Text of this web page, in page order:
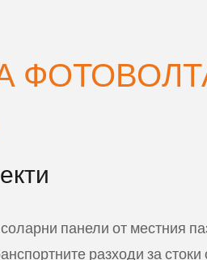
казината в Грузия е
სლოტებიза да
панели от местния
разходи за стоки